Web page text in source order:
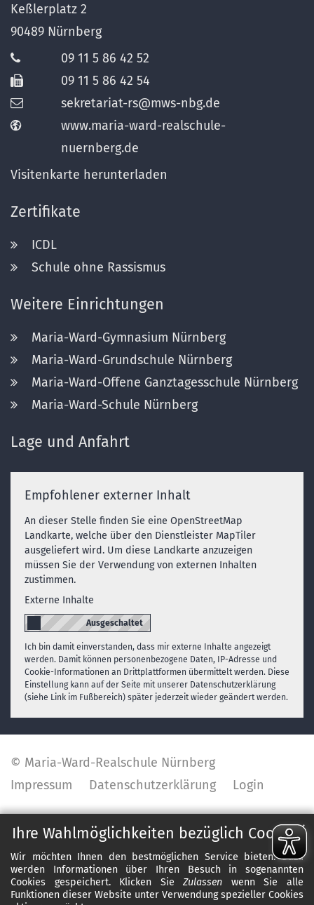
Ihre Wahlmöglichkeiten bezüglich Cookies
Wir möchten Ihnen den bestmöglichen Service bieten. Dazu
werden Informationen über Ihren Besuch in sogenannten
Cookies gespeichert. Klicken SieZulassen wenn Sie alle
Funktionen dieser Website unter Verwendung spezieller Cookies
✕
Keßlerplatz 2
90489 Nürnberg
09 11 5 86 42 52
09 11 5 86 42 54
sekretariat-rs@mws-nbg.de
www.maria-ward-realschule-
nuernberg.de
Visitenkarte herunterladen
Zertifikate
ICDL
Schule ohne Rassismus
Weitere Einrichtungen
Maria-Ward-Gymnasium Nürnberg
Maria-Ward-Grundschule Nürnberg
Maria-Ward-Offene Ganztagesschule Nürnberg
Maria-Ward-Schule Nürnberg
Lage und Anfahrt
Empfohlener externer Inhalt
An dieser Stelle finden Sie eine OpenStreetMap
Landkarte, welche über den Dienstleister MapTiler
ausgeliefert wird. Um diese Landkarte anzuzeigen
müssen Sie der Verwendung von externen Inhalten
zustimmen.
Externe Inhalte
Ich bin damit einverstanden, dass mir externe Inhalte angezeigt
werden. Damit können personenbezogene Daten, IP-Adresse und
Cookie-Informationen an Drittplattformen übermittelt werden. Diese
Einstellung kann auf der Seite mit unserer Datenschutzerklärung
(siehe Link im Fußbereich) später jederzeit wieder geändert werden.
© Maria-Ward-Realschule Nürnberg
Impressum
Datenschutzerklärung Login